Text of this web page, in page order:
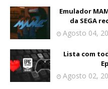
Emulador
da SEGA
Agosto 04,
Lista com
Agosto 02,